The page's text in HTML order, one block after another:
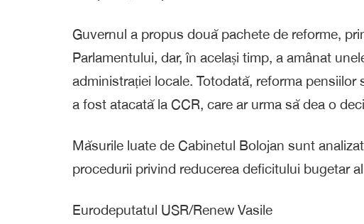
Guvernul a propus două pachete de reforme,
Parlamentului, dar, în același timp, a amânat
administrației locale. Totodată, reforma
a fost atacată la CCR, care ar urma să dea o
Măsurile luate de Cabinetul Bolojan sunt
procedurii privind reducerea deficitului bugetar
Eurodeputatul USR/Renew Vasile